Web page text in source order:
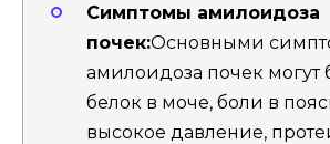
Симптомы амилоидоза
почек:Основными
амилоидоза почек могут
белок в моче, боли в
высокое давление,